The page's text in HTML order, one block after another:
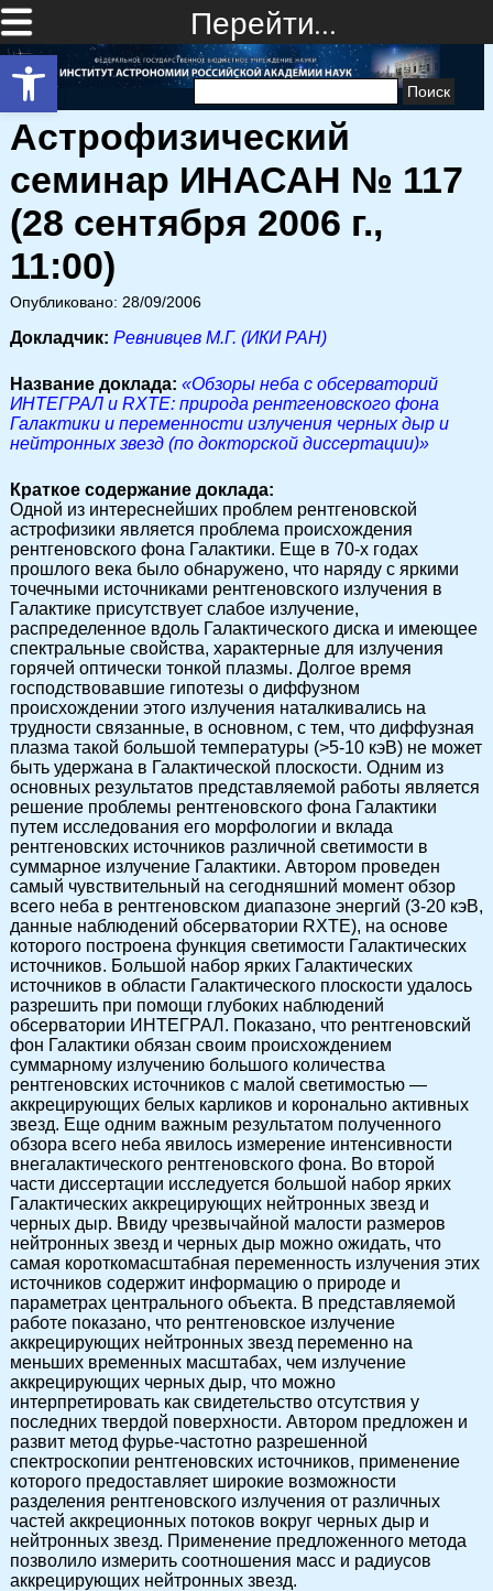
Открыть панель инструментов
Перейти…
Найти:
Астрофизический
семинар ИНАСАН № 117
(28 сентября 2006 г.,
11:00)
Опубликовано: 28/09/2006
Докладчик: Ревнивцев М.Г. (ИКИ РАН)
Название доклада: «Обзоры неба с обсерваторий
ИНТЕГРАЛ и RXTE: природа рентгеновского фона
Галактики и переменности излучения черных дыр и
нейтронных звезд (по докторской диссертации)»
Краткое содержание доклада:
Одной из интереснейших проблем рентгеновской
астрофизики является проблема происхождения
рентгеновского фона Галактики. Еще в 70-х годах
прошлого века было обнаружено, что наряду с яркими
точечными источниками рентгеновского излучения в
Галактике присутствует слабое излучение,
распределенное вдоль Галактического диска и имеющее
спектральные свойства, характерные для излучения
горячей оптически тонкой плазмы. Долгое время
господствовавшие гипотезы о диффузном
происхождении этого излучения наталкивались на
трудности связанные, в основном, с тем, что диффузная
плазма такой большой температуры (>5-10 кэВ) не может
быть удержана в Галактической плоскости. Одним из
основных результатов представляемой работы является
решение проблемы рентгеновского фона Галактики
путем исследования его морфологии и вклада
рентгеновских источников различной светимости в
суммарное излучение Галактики. Автором проведен
самый чувствительный на сегодняшний момент обзор
всего неба в рентгеновском диапазоне энергий (3-20 кэВ,
данные наблюдений обсерватории RXTE), на основе
которого построена функция светимости Галактических
источников. Большой набор ярких Галактических
источников в области Галактического плоскости удалось
разрешить при помощи глубоких наблюдений
обсерватории ИНТЕГРАЛ. Показано, что рентгеновский
фон Галактики обязан своим происхождением
суммарному излучению большого количества
рентгеновских источников с малой светимостью —
аккрецирующих белых карликов и коронально активных
звезд. Еще одним важным результатом полученного
обзора всего неба явилось измерение интенсивности
внегалактического рентгеновского фона. Во второй
части диссертации исследуется большой набор ярких
Галактических аккрецирующих нейтронных звезд и
черных дыр. Ввиду чрезвычайной малости размеров
нейтронных звезд и черных дыр можно ожидать, что
самая короткомасштабная переменность излучения этих
источников содержит информацию о природе и
параметрах центрального объекта. В представляемой
работе показано, что рентгеновское излучение
аккрецирующих нейтронных звезд переменно на
меньших временных масштабах, чем излучение
аккрецирующих черных дыр, что можно
интерпретировать как свидетельство отсутствия у
последних твердой поверхности. Автором предложен и
развит метод фурье-частотно разрешенной
спектроскопии рентгеновских источников, применение
которого предоставляет широкие возможности
разделения рентгеновского излучения от различных
частей аккреционных потоков вокруг черных дыр и
нейтронных звезд. Применение предложенного метода
позволило измерить соотношения масс и радиусов
аккрецирующих нейтронных звезд.